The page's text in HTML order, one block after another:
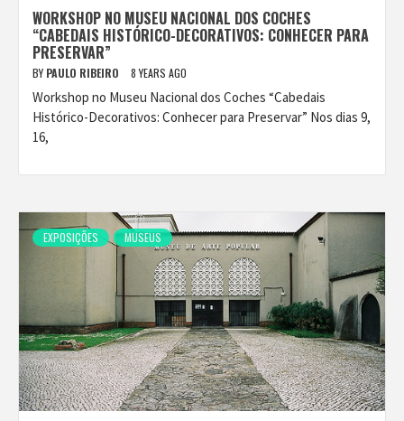
WORKSHOP NO MUSEU NACIONAL DOS COCHES
“CABEDAIS HISTÓRICO-DECORATIVOS: CONHECER PARA
PRESERVAR”
BY PAULO RIBEIRO 8 YEARS AGO
Workshop no Museu Nacional dos Coches “Cabedais
Histórico-Decorativos: Conhecer para Preservar” Nos dias 9,
16,
EXPOSIÇÕES MUSEUS